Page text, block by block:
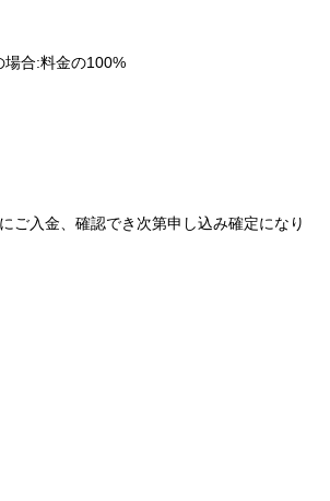
場合:料金の100%
ご入金、確認でき次第申し込み確定になり